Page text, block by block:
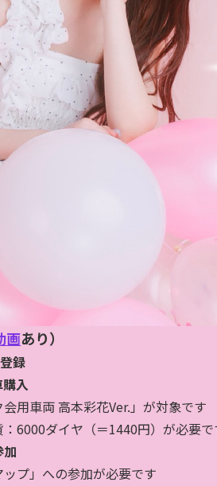
画あり）
録​
入​
用車両 高本彩花Ver.」が対象です​
6000ダイヤ（＝1440円）が必要で
プ」への参加が必要です